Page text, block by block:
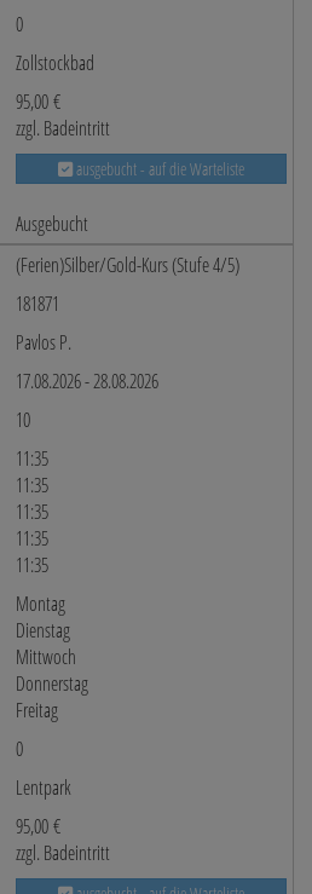
0
Zollstockbad
95,00 €
zzgl. Badeintritt
ausgebucht - auf die Warteliste
Ausgebucht
(Ferien)Silber/Gold-Kurs (Stufe 4/5)
181871
Pavlos P.
17.08.2026 - 28.08.2026
10
11:35
11:35
11:35
11:35
11:35
Montag
Dienstag
Mittwoch
Donnerstag
Freitag
0
Lentpark
95,00 €
zzgl. Badeintritt